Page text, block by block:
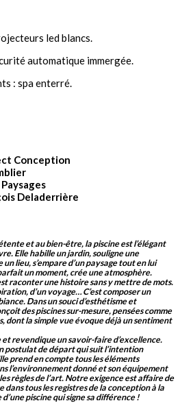
led blancs.
automatique immergée.
: spa enterré.
Conception
Deladerrière
et au bien-être, la piscine est l’élégant
Elle habille un jardin, souligne une
lieu, s’empare d’un paysage tout en lui
un moment, crée une atmosphère.
raconter une histoire sans y mettre de mots.
d’un voyage… C’est composer un
Dans un souci d’esthétisme et
des piscines sur-mesure, pensées comme
dont la simple vue évoque déjà un sentiment
et revendique un savoir-faire d’excellence.
postulat de départ qui suit l’intention
prend en compte tous les éléments
l’environnement donné et son équipement
règles de l’art. Notre exigence est affaire de
dans tous les registres de la conception à la
piscine qui signe sa différence !